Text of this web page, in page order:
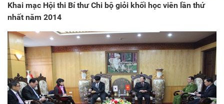
Khai mạc Hội thi Bí thư Chi bộ giỏi khối học viên lần thứ
nhất năm 2014